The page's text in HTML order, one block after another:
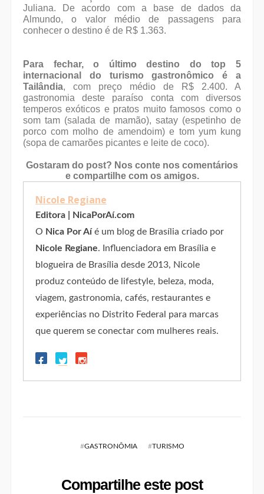
Juliana. De acordo com a base de dados da
Almundo, o valor médio de passagens para
conhecer o destino é de R$ 1.363.
Para fechar, o último destino do top 5
internacional do turismo gastronômico é a
Tailândia, com preço médio de R$ 2.400. A
gastronomia deste paraíso conta com diversos
temperos exóticos e pratos muito famosos como o
som tam (salada de mamão), satay (espetinho de
porco com molho de amendoim) e tom yum kung
(sopa de camarões picantes e leite de coco).
Gostaram do post? Nos conte nos comentários
e compartilhe com os amigos.
Nicole Regiane
Editora | NicaPorAí.com
O Nica Por Aíé um blog de Brasília criado por
Nicole Regiane. Influenciadora em Brasília e
blogueira de Brasília desde 2013, Nicole
produz conteúdo de lifestyle, beleza, moda,
viagem, gastronomia, cafés, restaurantes e
experiências no Distrito Federal para marcas
que querem se conectar com mulheres reais.
#GASTRONÔMIA #TURISMO
Compartilhe este post